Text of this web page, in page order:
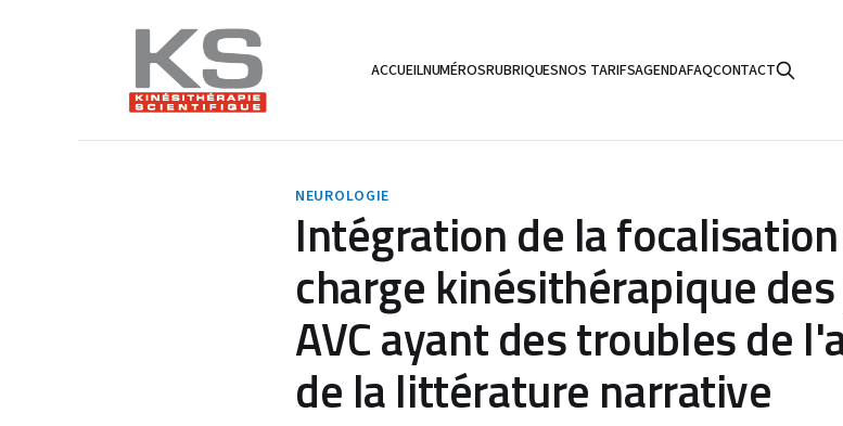
ACCUEILNUMÉROSRUBRIQUESNOS TARIFSAGENDAFAQCONTACT
NEUROLOGIE
Intégration de la
charge kinésithérapique
AVC ayant des troubles de
de la littérature narrative